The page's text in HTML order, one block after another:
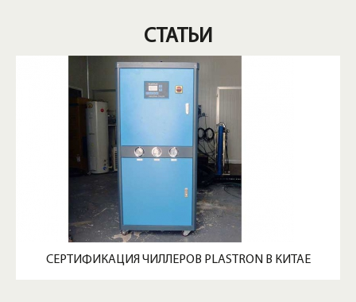
СТАТЬИ
СЕРТИФИКАЦИЯ ЧИЛЛЕРОВ PLASTRON В КИТАЕ